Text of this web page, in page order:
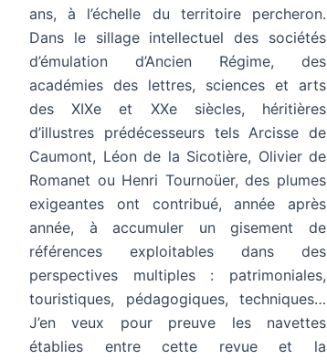
ans, à l’échelle du territoire percheron.
Dans le sillage intellectuel des sociétés
d’émulation d’Ancien Régime, des
académies des lettres, sciences et arts
des XIXe et XXe siècles, héritières
d’illustres prédécesseurs tels Arcisse de
Caumont, Léon de la Sicotière, Olivier de
Romanet ou Henri Tournoüer, des plumes
exigeantes ont contribué, année après
année, à accumuler un gisement de
références exploitables dans des
perspectives multiples : patrimoniales,
touristiques, pédagogiques, techniques…
J’en veux pour preuve les navettes
établies entre cette revue et la